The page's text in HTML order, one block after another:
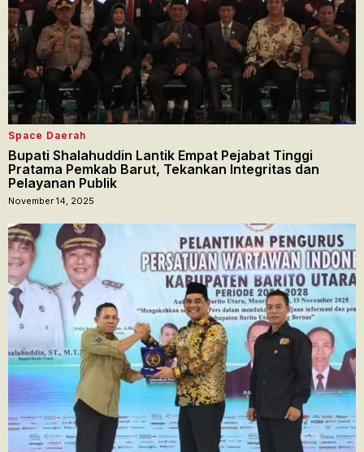
Space Daerah
Bupati Shalahuddin Lantik Empat Pejabat Tinggi
Pratama Pemkab Barut, Tekankan Integritas dan
Pelayanan Publik
November 14, 2025